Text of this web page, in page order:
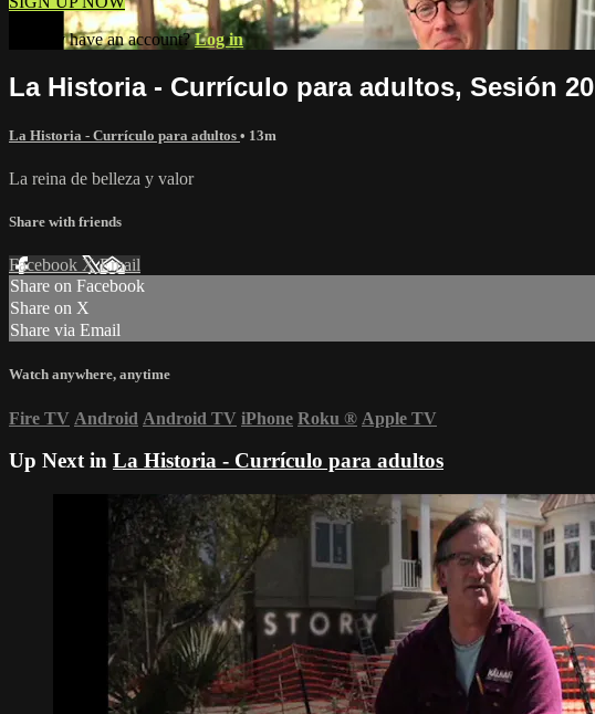
Already have an account?Log in
La Historia - Currículo para adultos, Sesión 20
La Historia - Currículo para adultos • 13m
La reina de belleza y valor
Share with friends
Facebook XEmail
Share on Facebook
Share on X
Share via Email
Watch anywhere, anytime
Fire TV Android Android TV iPhone Roku ® Apple TV
Up Next in La Historia - Currículo para adultos